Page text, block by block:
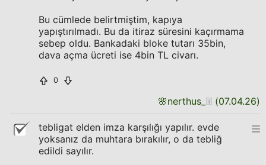
Bu cümlede belirtmiştim, kapıya
yapıştırılmadı. Bu da itiraz süresini kaçırmama
sebep oldu. Bankadaki bloke tutarı 35bin,
dava açma ücreti ise 4bin TL civarı.
0
🌸nerthus_ (07.04.26)
tebligat elden imza karşılığı yapılır. evde
yoksanız da muhtara bırakılır, o da tebliğ
edildi sayılır.